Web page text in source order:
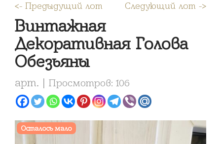
<- Предыдущий лот Следующий лот ->
Винтажная
Декоративная Голова
Обезьяны
арт. | Просмотров: 106
Осталось мало